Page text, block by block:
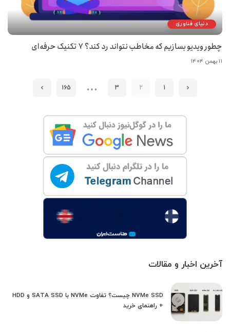
دنیای فناوری
چطور ویدیو بسازیم که مخاطب نتواند رد کند؟ 7 تکنیک حرفه‌ای
۱۱ بهمن ۱۴۰۴
1
2
3
…
165
آخرین اخبار و مقالات
NVMe SSD چیست؟ تفاوت NVMe با SATA SSD و HDD
+ راهنمای خرید